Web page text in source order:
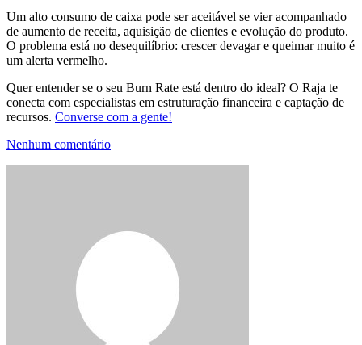
Um alto consumo de caixa pode ser aceitável se vier acompanhado
de aumento de receita, aquisição de clientes e evolução do produto.
O problema está no desequilíbrio: crescer devagar e queimar muito é
um alerta vermelho.
Quer entender se o seu Burn Rate está dentro do ideal? O Raja te
conecta com especialistas em estruturação financeira e captação de
recursos. Converse com a gente!
Nenhum comentário